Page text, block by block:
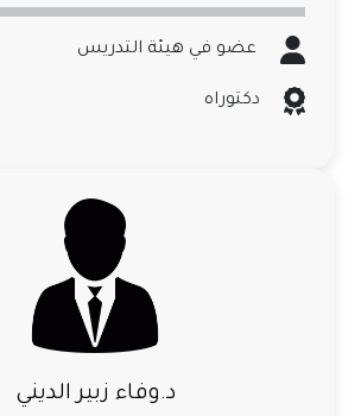
عضو في هيئة التدريس
دكتوراه
د.وفاء زبير الديني